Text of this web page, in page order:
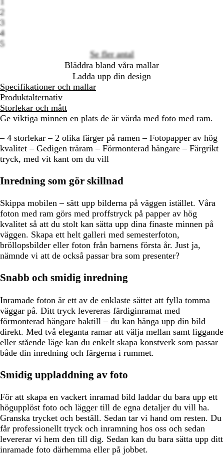
2
3
4
5
Se fler antal
Bläddra bland våra mallar
Ladda upp din design
Specifikationer och mallar
Produktalternativ
Storlekar och mått
Ge viktiga minnen en plats de är värda med foto med ram.
– 4 storlekar – 2 olika färger på ramen – Fotopapper av hög
kvalitet – Gedigen träram – Förmonterad hängare – Färgrikt
tryck, med vit kant om du vill
Inredning som gör skillnad
Skippa mobilen – sätt upp bilderna på väggen istället. Våra
foton med ram görs med proffstryck på papper av hög
kvalitet så att du stolt kan sätta upp dina finaste minnen på
väggen. Skapa ett helt galleri med semesterfoton,
bröllopsbilder eller foton från barnens första år. Just ja,
nämnde vi att de också passar bra som presenter?
Snabb och smidig inredning
Inramade foton är ett av de enklaste sättet att fylla tomma
väggar på. Ditt tryck levereras färdiginramat med
förmonterad hängare baktill – du kan hänga upp din bild
direkt. Med två eleganta ramar att välja mellan samt liggande
eller stående läge kan du enkelt skapa konstverk som passar
både din inredning och färgerna i rummet.
Smidig uppladdning av foto
För att skapa en vackert inramad bild laddar du bara upp ett
högupplöst foto och lägger till de egna detaljer du vill ha.
Granska trycket och beställ. Sedan tar vi hand om resten. Du
får professionellt tryck och inramning hos oss och sedan
levererar vi hem den till dig. Sedan kan du bara sätta upp ditt
inramade foto därhemma eller på jobbet.